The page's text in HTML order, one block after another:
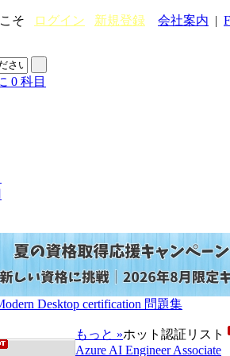
そ ログイン 新規登録 会社案内 |
0 科目
Desktop certification 問題集
もっと »ホット認証リスト
Azure AI Engineer Associate